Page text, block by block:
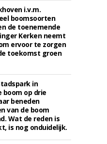
i.v.m.
boomsoorten
de toenemende
Kerken neemt
ervoor te zorgen
toekomst groen
in
boom op drie
beneden
van de boom
Wat de reden is
is nog onduidelijk.